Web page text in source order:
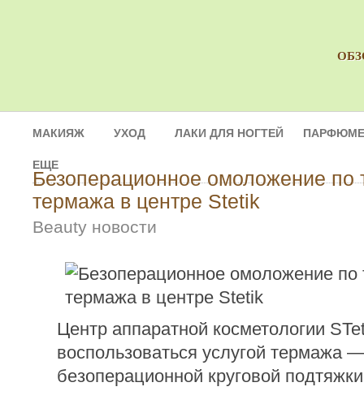
МАКИЯЖ УХОД ЛАКИ ДЛЯ НОГТЕЙ
ЕЩЕ
Безоперационное омоложение по
термажа в центре Stetik
Beauty новости
Центр аппаратной косметологии
воспользоваться услугой термажа —
безоперационной круговой